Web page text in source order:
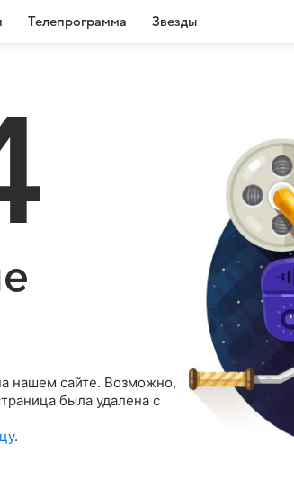
Телепрограмма Звезды
нашем сайте. Возможно,
была удалена с
.